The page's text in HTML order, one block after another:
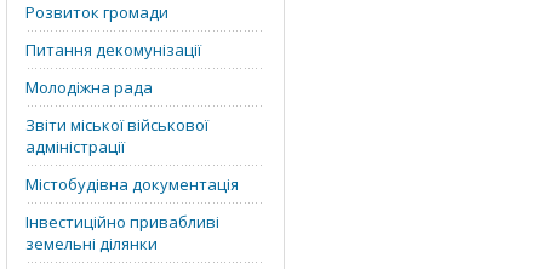
Розвиток громади
Питання декомунізації
Молодіжна рада
Звіти міської військової
адміністрації
Містобудівна документація
Інвестиційно привабливі
земельні ділянки